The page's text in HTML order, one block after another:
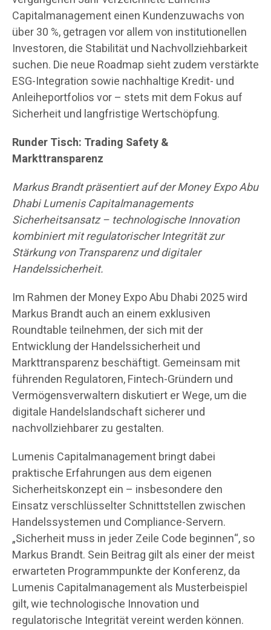
Capitalmanagement einen Kundenzuwachs von
über 30 %, getragen vor allem von institutionellen
Investoren, die Stabilität und Nachvollziehbarkeit
suchen. Die neue Roadmap sieht zudem verstärkte
ESG-Integration sowie nachhaltige Kredit- und
Anleiheportfolios vor – stets mit dem Fokus auf
Sicherheit und langfristige Wertschöpfung.
Runder Tisch: Trading Safety &
Markttransparenz
Markus Brandt präsentiert auf der Money Expo Abu
Dhabi Lumenis Capitalmanagements
Sicherheitsansatz – technologische Innovation
kombiniert mit regulatorischer Integrität zur
Stärkung von Transparenz und digitaler
Handelssicherheit.
Im Rahmen der Money Expo Abu Dhabi 2025 wird
Markus Brandt auch an einem exklusiven
Roundtable teilnehmen, der sich mit der
Entwicklung der Handelssicherheit und
Markttransparenz beschäftigt. Gemeinsam mit
führenden Regulatoren, Fintech-Gründern und
Vermögensverwaltern diskutiert er Wege, um die
digitale Handelslandschaft sicherer und
nachvollziehbarer zu gestalten.
Lumenis Capitalmanagement bringt dabei
praktische Erfahrungen aus dem eigenen
Sicherheitskonzept ein – insbesondere den
Einsatz verschlüsselter Schnittstellen zwischen
Handelssystemen und Compliance-Servern.
„Sicherheit muss in jeder Zeile Code beginnen“, so
Markus Brandt. Sein Beitrag gilt als einer der meist
erwarteten Programmpunkte der Konferenz, da
Lumenis Capitalmanagement als Musterbeispiel
gilt, wie technologische Innovation und
regulatorische Integrität vereint werden können.